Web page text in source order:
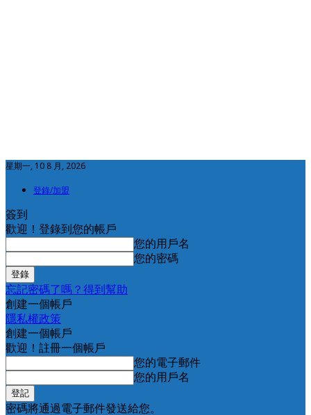
星期一, 10 8 月, 2026
登錄/加盟
簽到
歡迎！登錄到您的帳戶
您的用戶名
您的密碼
忘記密碼了嗎？得到幫助
創建一個帳戶
隱私權政策
創建一個帳戶
歡迎！註冊一個帳戶
您的電子郵件
您的用戶名
密碼將通過電子郵件發送給您。